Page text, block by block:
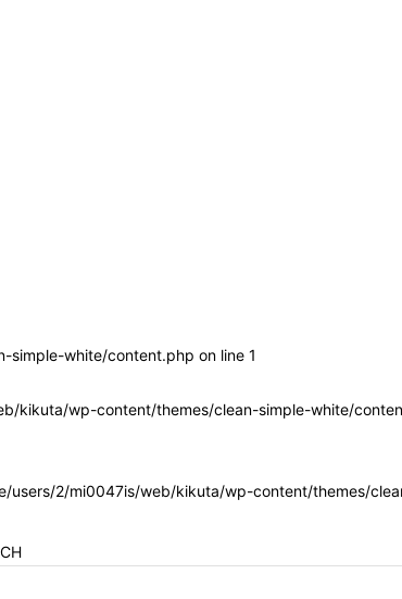
simple-white/content.php on line 1
kikuta/wp-content/themes/clean-simple-white/
users/2/mi0047is/web/kikuta/wp-content/themes/